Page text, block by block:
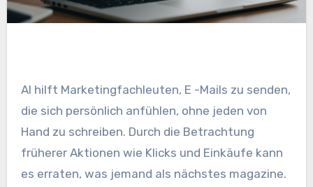
AI hilft Marketingfachleuten, E -Mails zu senden,
die sich persönlich anfühlen, ohne jeden von
Hand zu schreiben. Durch die Betrachtung
früherer Aktionen wie Klicks und Einkäufe kann
es erraten, was jemand als nächstes magazine.